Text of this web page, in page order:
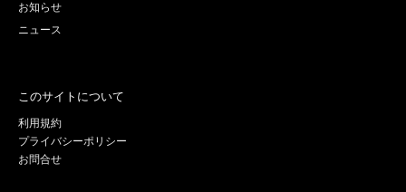
お知らせ
ニュース
このサイトについて
利用規約
プライバシーポリシー
お問合せ